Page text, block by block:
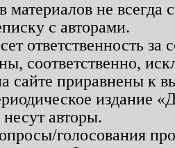
материалов не
с авторами.
ответственность
соответственно,
сайте приравнены к
издание
авторы.
голосования